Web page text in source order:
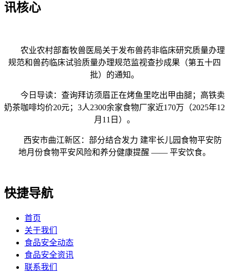
讯核心
农业农村部畜牧兽医局关于发布兽药非临床研究质量办理
规范和兽药临床试验质量办理规范监视查抄成果（第五十四
批）的通知。
今日导读：查询拜访须眉正在烤鱼里吃出甲由腿；高铁卖
奶茶咖啡均价20元；3人2300余家食物厂家近170万（2025年12
月11日）。
西安市曲江新区：部分结合发力 建牢长儿园食物平安防
地月份食物平安风险和养分健康提醒 —— 平安饮食。
快捷导航
首页
关于我们
食品安全动态
食品安全资讯
联系我们